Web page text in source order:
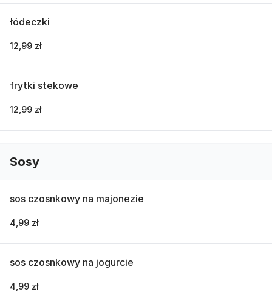
łódeczki
12,99 zł
frytki stekowe
12,99 zł
Sosy
sos czosnkowy na majonezie
4,99 zł
sos czosnkowy na jogurcie
4,99 zł